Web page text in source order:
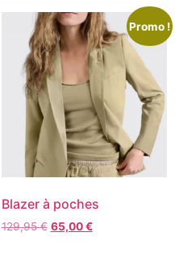
Promo !
Blazer à poches
129,95€ 65,00€